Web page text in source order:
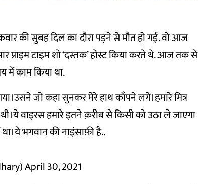
की सुबह दिल का दौरा पड़ने से मौत हो गई. वो आज
टाइम शो ‘दस्तक’ होस्ट किया करते थे. आज तक से
में काम किया था.
जो कहा सुनकर मेरे हाथ काँपने लगे।हमारे मित्र
वाइरस हमारे इतने क़रीब से किसी को उठा ले जाएगा
भगवान की नाइंसाफ़ी है..
April 30, 2021